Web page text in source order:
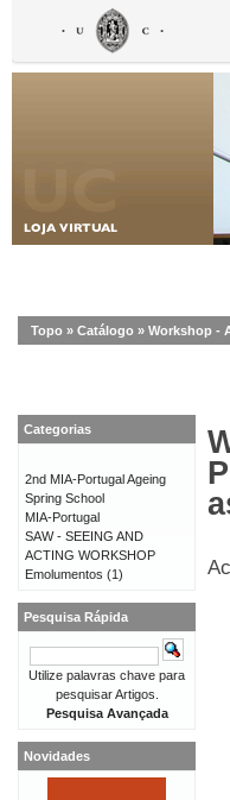
Topo » Catálogo » Workshop -
Categorias
2nd MIA-Portugal Ageing
Spring School
MIA-Portugal
SAW - SEEING AND
ACTING WORKSHOP
Emolumentos (1)
Pesquisa Rápida
Utilize palavras chave para
pesquisar Artigos.
Pesquisa Avançada
Novidades